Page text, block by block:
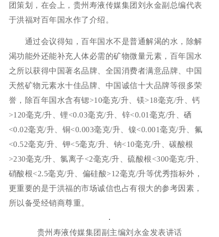
团策划，在会上，贵州寿液传媒集团刘永金副总编代表
于洪福对百年国水作了介绍。
通过会议得知，百年国水不是普通解渴的水，除解
渴功能外还能补充人体必需的矿物微量元素，百年国水
之所以获得中国著名品牌、全国消费者满意品牌、中国
天然矿物元素水十佳品牌、中国诚信十大品牌等很多荣
誉，除百年国水含有锶>10毫克/升、镁>18毫克/升、钙
>120毫克/升、锂<0.03毫克/升、锌<0.01毫克/升、硒
<0.02毫克/升、铜<0.003毫克/升、镍<0.001毫克/升、氟
<0.52毫克/升、钾<5毫克/升、钠<10毫克/升、碳酸根
>230毫克/升、氯离子<2毫克/升、硫酸根<300毫克/升、
硝酸根<2.5毫克/升、偏硅酸>12毫克/升等优秀指标外，
更重要的是于洪福的市场诚信也占有很大的参考因素，
所以备受经销商尊重。
贵州寿液传媒集团副主编刘永金发表讲话